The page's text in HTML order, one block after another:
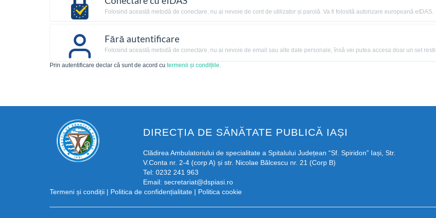
Folosind această metodă de conectare, nu ai nevoie de cont de utilizator și parolă. Va fi folosită autorizare europeană eIDAS.
Fără autentificare
Folosind această metodă de conectare, nu ai nevoie de email sau alte date personale, însă vei putea accesa doar un set
Prin autentificare declar că sunt de acord cu termenii și condițiile.
DIRECȚIA DE SĂNĂTATE PUBLICĂ IAȘI
Clădirea Ambulatoriului de specialitate a Spitalului Județean “Sf. Spiridon” Iași, Str.
V.Conta nr. 2-4 (corp A) și str. Nicolae Bălcescu nr. 21 (Corp B)
Tel: 0232 241 963
Email: secretariat@dspiasi.ro
Termeni și condiții | Politica de confidențialitate | Politica cookie